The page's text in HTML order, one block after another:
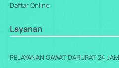
Daftar Online
Layanan
PELAYANAN GAWAT DARURAT 24 JAM